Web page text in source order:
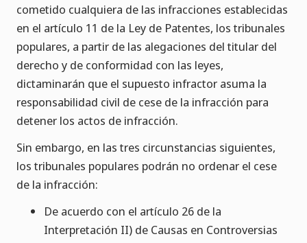
cometido cualquiera de las infracciones establecidas
en el artículo 11 de la Ley de Patentes, los tribunales
populares, a partir de las alegaciones del titular del
derecho y de conformidad con las leyes,
dictaminarán que el supuesto infractor asuma la
responsabilidad civil de cese de la infracción para
detener los actos de infracción.
Sin embargo, en las tres circunstancias siguientes,
los tribunales populares podrán no ordenar el cese
de la infracción:
De acuerdo con el artículo 26 de la
Interpretación II) de Causas en Controversias